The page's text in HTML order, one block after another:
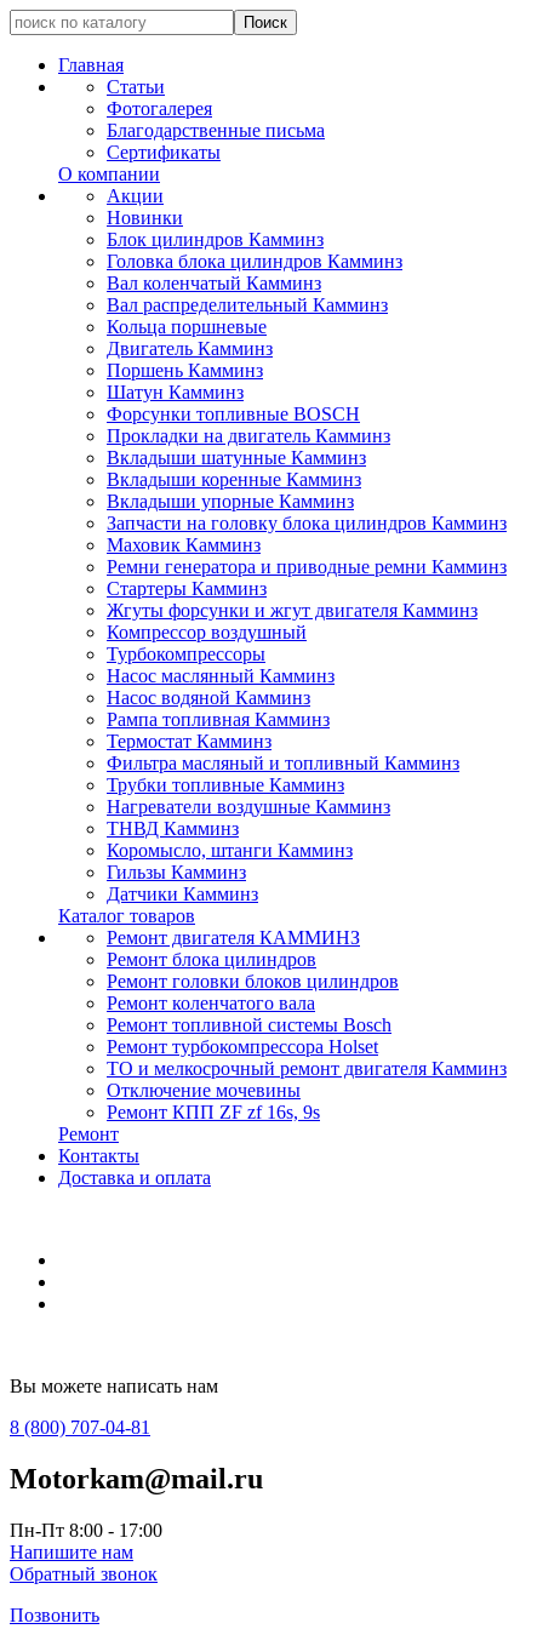
Главная
Статьи
Фотогалерея
Благодарственные письма
Сертификаты
О компании
Акции
Новинки
Блок цилиндров Камминз
Головка блока цилиндров Камминз
Вал коленчатый Камминз
Вал распределительный Камминз
Кольца поршневые
Двигатель Камминз
Поршень Камминз
Шатун Камминз
Форсунки топливные BOSCH
Прокладки на двигатель Камминз
Вкладыши шатунные Камминз
Вкладыши коренные Камминз
Вкладыши упорные Камминз
Запчасти на головку блока цилиндров Камминз
Маховик Камминз
Ремни генератора и приводные ремни Камминз
Стартеры Камминз
Жгуты форсунки и жгут двигателя Камминз
Компрессор воздушный
Турбокомпрессоры
Насос маслянный Камминз
Насос водяной Камминз
Рампа топливная Камминз
Термостат Камминз
Фильтра масляный и топливный Камминз
Трубки топливные Камминз
Нагреватели воздушные Камминз
ТНВД Камминз
Коромысло, штанги Камминз
Гильзы Камминз
Датчики Камминз
Каталог товаров
Ремонт двигателя КАММИНЗ
Ремонт блока цилиндров
Ремонт головки блоков цилиндров
Ремонт коленчатого вала
Ремонт топливной системы Bosch
Ремонт турбокомпрессора Holset
ТО и мелкосрочный ремонт двигателя Камминз
Отключение мочевины
Ремонт КПП ZF zf 16s, 9s
Ремонт
Контакты
Доставка и оплата
Вы можете написать нам
8 (800) 707-04-81
Motorkam@mail.ru
Пн-Пт 8:00 - 17:00
Напишите нам
Обратный звонок
Позвонить